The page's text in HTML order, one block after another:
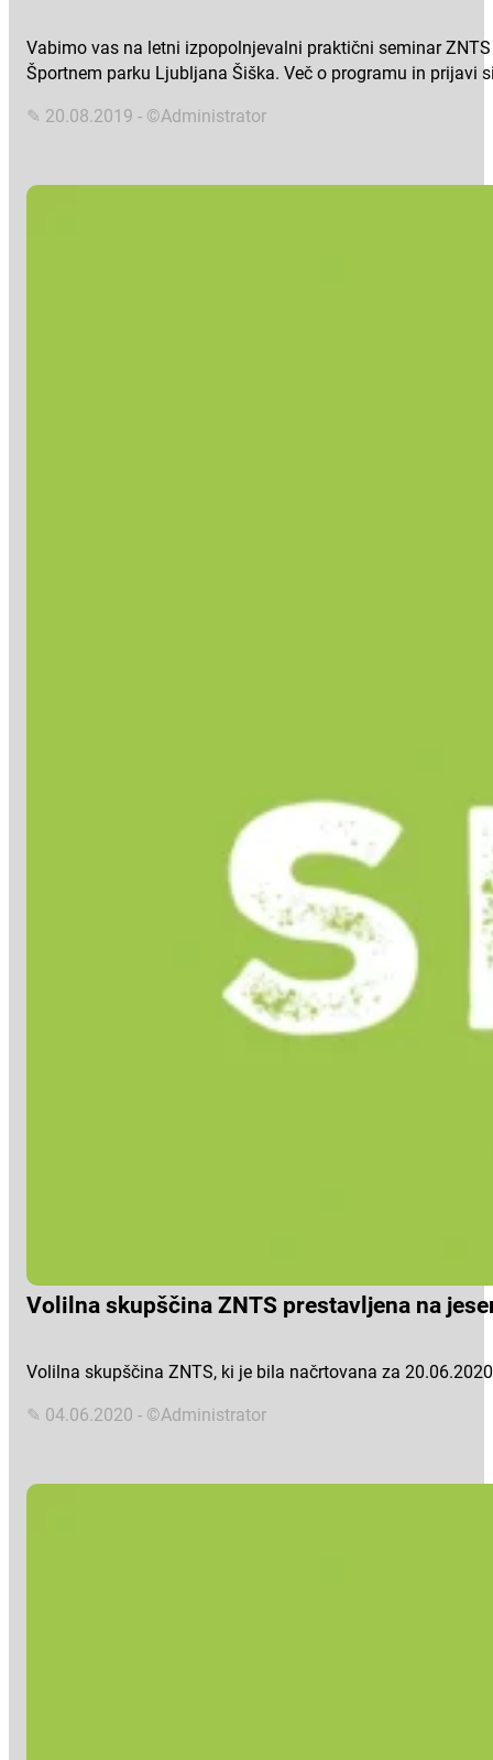
Vabimo vas na letni izpopolnjevalni praktični seminar
Športnem parku Ljubljana Šiška. Več o programu in prijavi
✎ 20.08.2019 - ©Administrator
Volilna skupščina ZNTS prestavljena na
Volilna skupščina ZNTS, ki je bila načrtovana za
✎ 04.06.2020 - ©Administrator